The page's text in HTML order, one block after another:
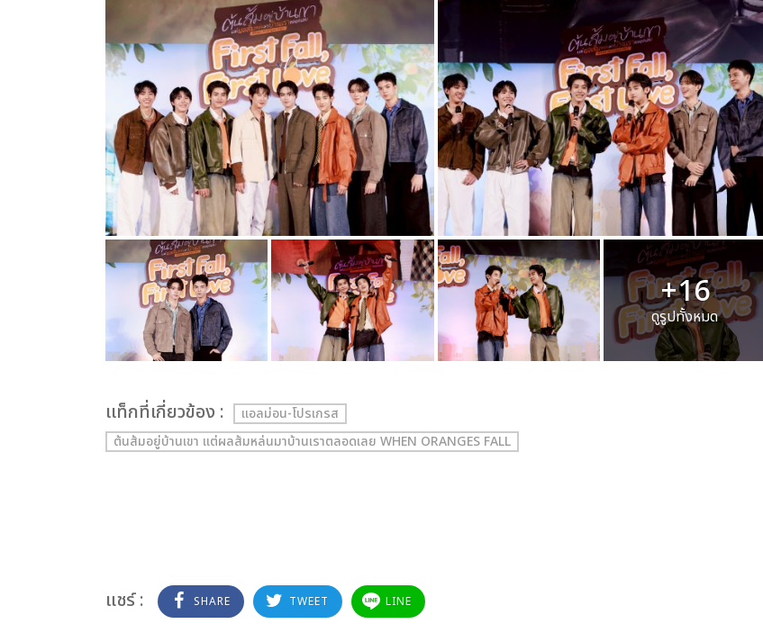
+16
ดูรูปทั้งหมด
เเท็กที่เกี่ยวข้อง :
แอลม่อน-โปรเกรส
ต้นส้มอยู่บ้านเขา แต่ผลส้มหล่นมาบ้านเราตลอดเลย WHEN ORANGES FALL
แชร์ : SHARE TWEET LINE